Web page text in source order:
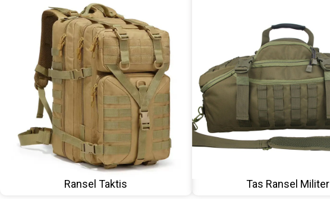
Ransel Taktis Tas Ransel Militer